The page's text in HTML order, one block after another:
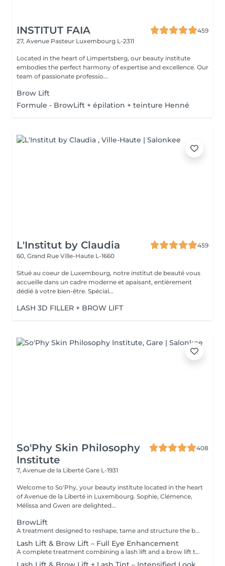
INSTITUT FAIA
459
27, Avenue Pasteur Luxembourg L-2311
Located in the heart of Limpertsberg, our beauty institute
embodies the perfect harmony of expertise and excellence. Our
team of passionate professio...
Brow Lift
Formule - BrowLift + épilation + teinture Henné
L'Institut by Claudia
459
60, Grand Rue Ville-Haute L-1660
Situé au coeur de Luxembourg, notre institut de beauté vous
accueille dans un cadre moderne et apaisant, entièrement
dédié à votre bien-être. Spécial...
LASH 3D FILLER + BROW LIFT
So'Phy Skin Philosophy
Institute
408
7, Avenue de la Liberté Gare L-1931
Welcome to So'Phy, your beauty institute located in the heart
of Avenue de la Liberté in Luxembourg. Sophie, Clémence,
Mélissa and Gwen are delighted...
BrowLift
A treatment designed to reshape, tame and structure the brows for a clean, harmonious and naturally enhanced result. The brow lift repositions the hairs to create a fuller, more defined and perfectly controlled look. A tint is included to intensify the colour and add depth to the eyes while maintaining a natural and elegant finish. Brows are restructured, the eyes are framed and the facial features are enhanced on a daily basis.
Lash Lift & Brow Lift – Full Eye Enhancement
A complete treatment combining a lash lift and a brow lift to enhance the entire eye area. Lashes are lifted from the root to create visible length and open the eyes, while the brows are reshaped, tamed and redefined for a clean and harmonious result. The eyes appear more defined, framed and naturally enhanced. An ideal solution for a polished, elegant and long-lasting look without daily makeup.